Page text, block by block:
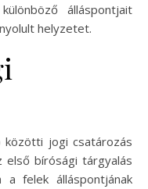
álláspontjait
helyzetet.
közötti jogi csatározás
első bírósági tárgyalás
felek álláspontjának